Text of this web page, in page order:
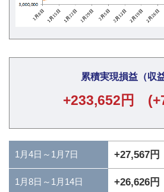
累積実現損益（収
+233,652円
1月4日～1月7日 +27,567円
1月8日～1月14日 +26,626円